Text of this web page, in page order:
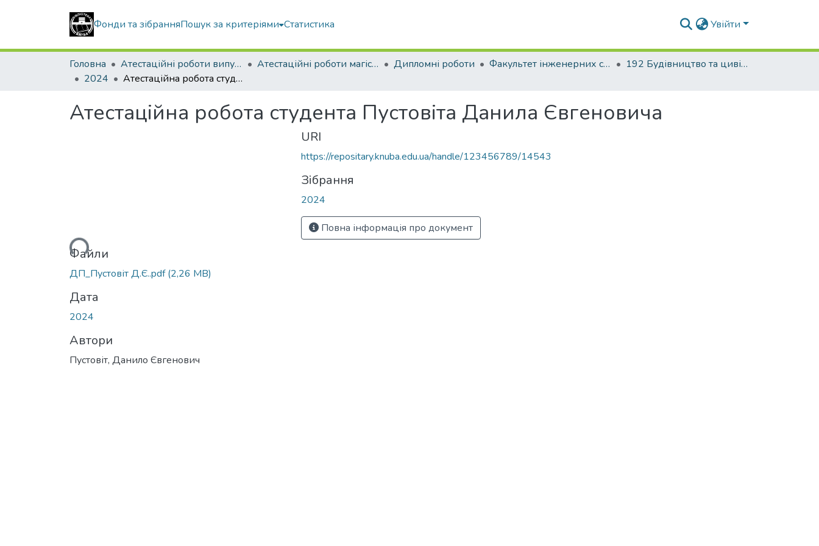
Фонди та зібранняПошук за критеріями Статистика Увійти
Головна Атестаційні роботи випускників Атестаційні роботи магістрів Дипломні роботи Факультет інженерних систем та екології
192 Будівництво та цивільна інженерія. Теплогазопостачання і вентиляція
2024
Атестаційна робота студента Пустовіта Данила Євгеновича
Атестаційна робота студента Пустовіта Данила Євгеновича
Вантажиться...Файли
ДП_Пустовіт Д.Є..pdf(2,26 MB)
Дата
2024
Автори
Пустовіт, Данило Євгенович
URI
https://repositary.knuba.edu.ua/handle/123456789/14543
Зібрання
2024
Повна інформація про документ